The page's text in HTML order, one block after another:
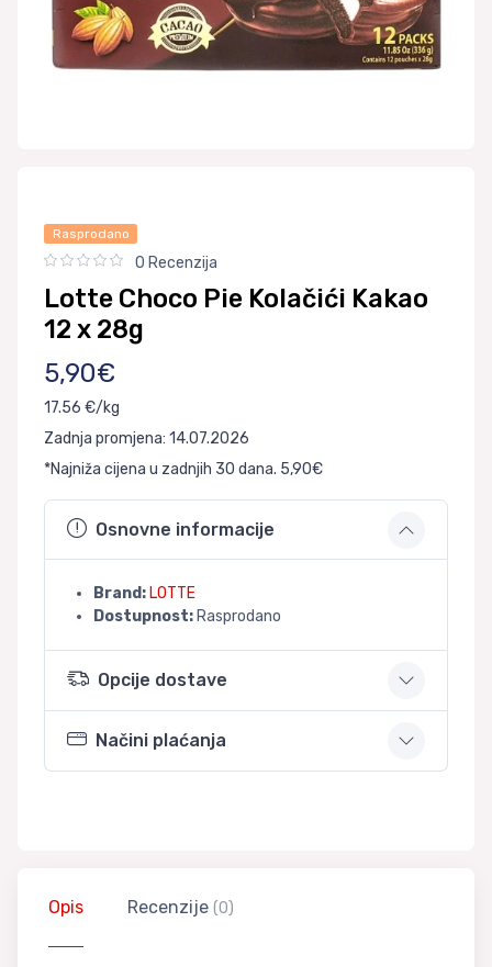
Rasprodano
0 Recenzija
Lotte Choco Pie Kolačići Kakao
12 x 28g
5,90€
17.56 €/kg
Zadnja promjena: 14.07.2026
*Najniža cijena u zadnjih 30 dana. 5,90€
Osnovne informacije
Brand: LOTTE
Dostupnost: Rasprodano
Opcije dostave
Načini plaćanja
Opis Recenzije (0)